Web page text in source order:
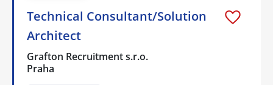
Technical Consultant/Solution
Architect
Grafton Recruitment s.r.o.
Praha